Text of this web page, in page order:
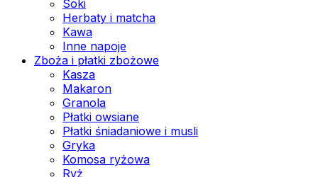
Soki
Herbaty i matcha
Kawa
Inne napoje
Zboża i płatki zbożowe
Kasza
Makaron
Granola
Płatki owsiane
Płatki śniadaniowe i musli
Gryka
Komosa ryżowa
Ryż